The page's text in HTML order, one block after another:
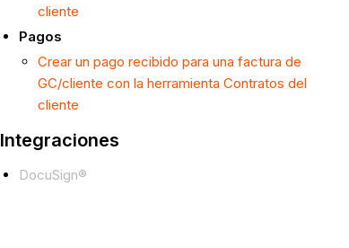
cliente
Pagos
Crear un pago recibido para una factura de
GC/cliente con la herramienta Contratos del
cliente
Integraciones
DocuSign®